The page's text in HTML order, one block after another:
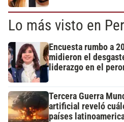
Lo más visto en
Encuesta rumbo a
midieron el
liderazgo en el
Tercera Guerra
artificial reveló
países